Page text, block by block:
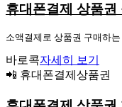
휴대폰결제 상품권
소액결제로 상품권 구매하
바로콕자세히 보기
📲 휴대폰결제상품권